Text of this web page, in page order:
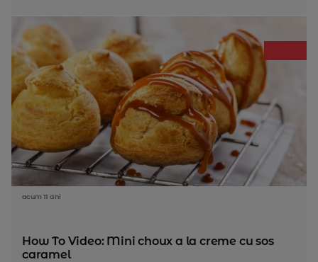
acum 11 ani
How To Video: Mini choux a la creme cu sos
caramel